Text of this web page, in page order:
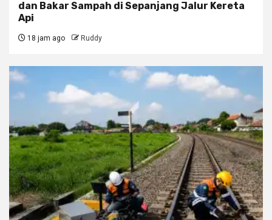
dan Bakar Sampah di Sepanjang Jalur Kereta
Api
18 jam ago Ruddy